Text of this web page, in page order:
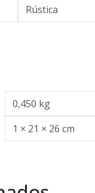
Rústica
0,450 kg
1 × 21 × 26 cm